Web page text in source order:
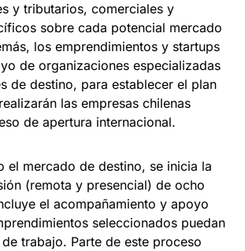
y tributarios, comerciales y
sobre cada potencial mercado
los emprendimientos y startups
de organizaciones especializadas
de destino, para establecer el plan
las empresas chilenas
de apertura internacional.
el mercado de destino, se inicia la
(remota y presencial) de ocho
el acompañamiento y apoyo
seleccionados puedan
trabajo. Parte de este proceso